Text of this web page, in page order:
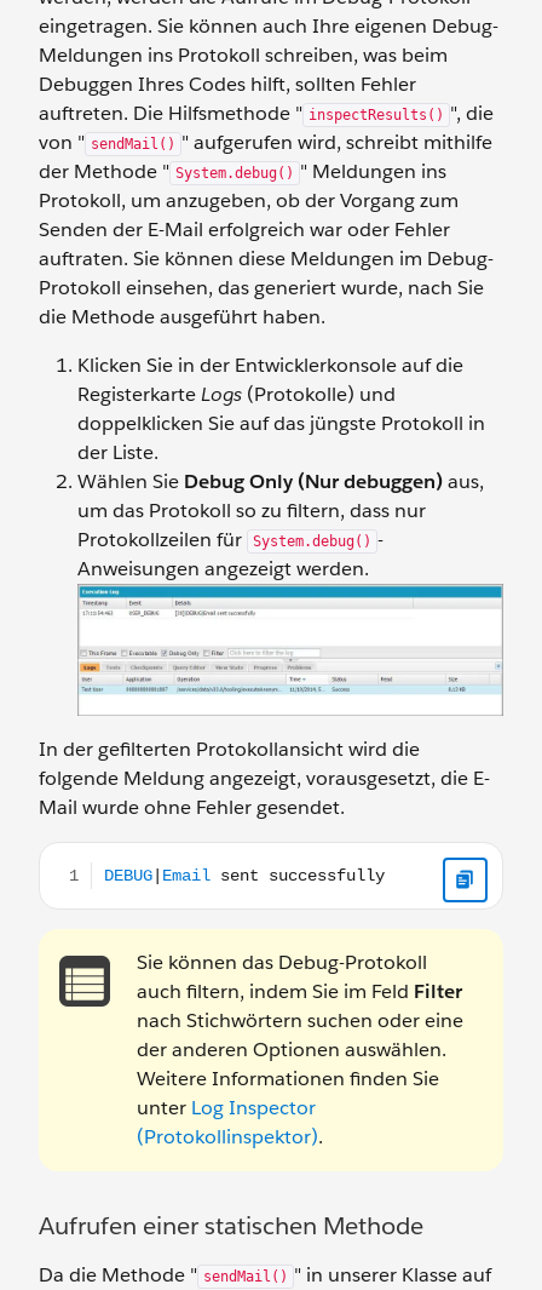
eingetragen. Sie können auch Ihre eigenen Debug-
Meldungen ins Protokoll schreiben, was beim
Debuggen Ihres Codes hilft, sollten Fehler
auftreten. Die Hilfsmethode " inspectResults() ", die
von " sendMail() " aufgerufen wird, schreibt mithilfe
der Methode " System.debug() " Meldungen ins
Protokoll, um anzugeben, ob der Vorgang zum
Senden der E-Mail erfolgreich war oder Fehler
auftraten. Sie können diese Meldungen im Debug-
Protokoll einsehen, das generiert wurde, nach Sie
die Methode ausgeführt haben.
Klicken Sie in der Entwicklerkonsole auf die
RegisterkarteLogs (Protokolle) und
doppelklicken Sie auf das jüngste Protokoll in
der Liste.
Wählen Sie Debug Only (Nur debuggen)aus,
um das Protokoll so zu filtern, dass nur
Protokollzeilen für
System.debug() -
Anweisungen angezeigt werden.
In der gefilterten Protokollansicht wird die
folgende Meldung angezeigt, vorausgesetzt, die E-
Mail wurde ohne Fehler gesendet.
Sie können das Debug-Protokoll
auch filtern, indem Sie im Feld Filter
nach Stichwörtern suchen oder eine
der anderen Optionen auswählen.
Weitere Informationen finden Sie
unter Log Inspector
(Protokollinspektor).
Aufrufen einer statischen Methode
Da die Methode " sendMail() " in unserer Klasse auf